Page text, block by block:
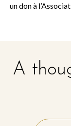
un don à
A